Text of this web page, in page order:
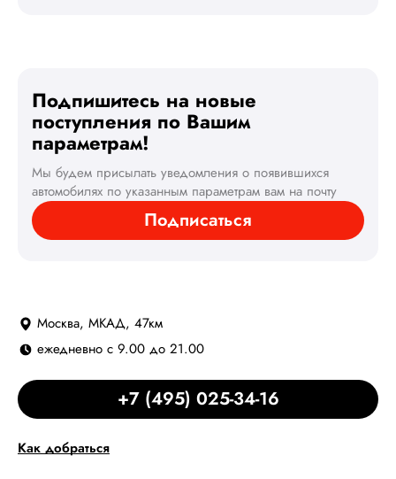
Подпишитесь на новые
поступления по Вашим
параметрам!
Мы будем присылать уведомления о появившихся
автомобилях по указанным параметрам вам на почту
Подписаться
Москва, МКАД, 47км
ежедневно с 9.00 до 21.00
+7 (495) 025-34-16
Как добраться